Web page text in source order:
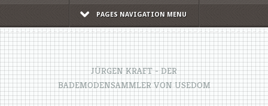
PAGES NAVIGATION MENU
JÜRGEN KRAFT - DER
BADEMODENSAMMLER VON USEDOM